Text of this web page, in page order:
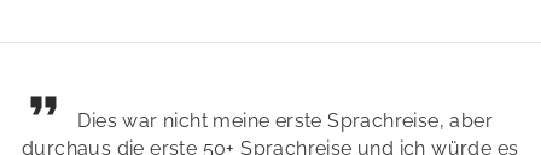
Dies war nicht meine erste Sprachreise, aber
durchaus die erste 50+ Sprachreise und ich würde es